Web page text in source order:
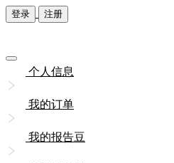
登录 注册
个人信息
我的订单
我的报告豆